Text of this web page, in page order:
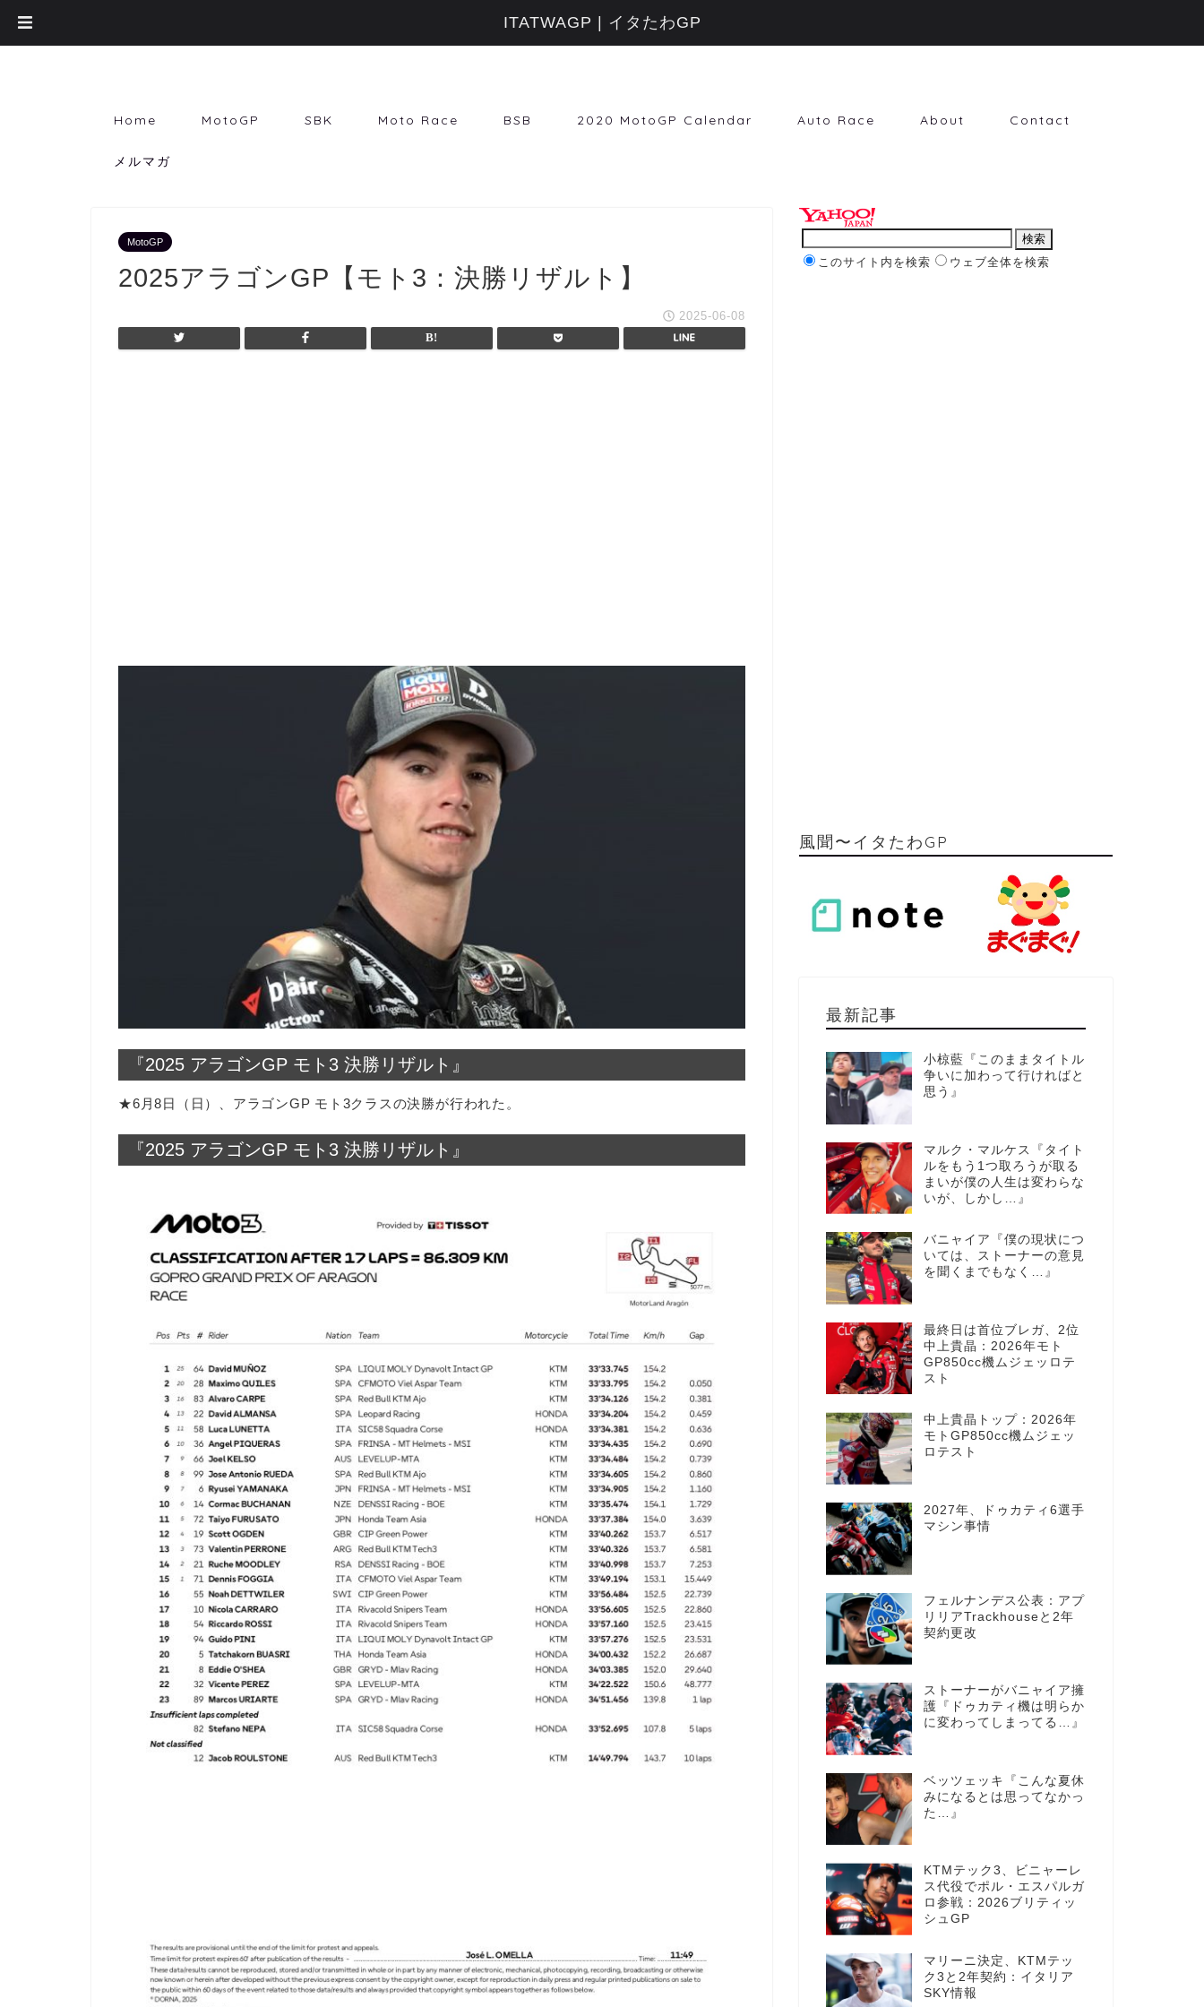
Home MotoGP SBK Moto Race BSB 2020 MotoGP Calendar Auto Race About Contact
メルマガ
MotoGP
2025アラゴンGP【モト3：決勝リザルト】
2025-06-08
『2025 アラゴンGP モト3 決勝リザルト』
★6月8日（日）、アラゴンGP モト3クラスの決勝が行われた。
『2025 アラゴンGP モト3 決勝リザルト』
このサイト内を検索 ウェブ全体を検索
風聞〜イタたわGP
最新記事
小椋藍『このままタイトル
争いに加わって行ければと
思う』
マルク・マルケス『タイト
ルをもう1つ取ろうが取る
まいが僕の人生は変わらな
いが、しかし…』
バニャイア『僕の現状につ
いては、ストーナーの意見
を聞くまでもなく…』
最終日は首位ブレガ、2位
中上貴晶：2026年モト
GP850cc機ムジェッロテ
スト
中上貴晶トップ：2026年
モトGP850cc機ムジェッ
ロテスト
2027年、ドゥカティ6選手
マシン事情
フェルナンデス公表：アプ
リリアTrackhouseと2年
契約更改
ストーナーがバニャイア擁
護『ドゥカティ機は明らか
に変わってしまってる…』
ベッツェッキ『こんな夏休
みになるとは思ってなかっ
た…』
KTMテック3、ビニャーレ
ス代役でポル・エスパルガ
ロ参戦：2026ブリティッ
シュGP
マリーニ決定、KTMテッ
ク3と2年契約：イタリア
SKY情報
ITATWAGP | イタたわGP